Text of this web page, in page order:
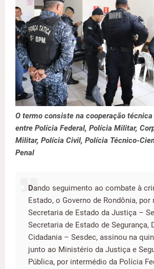
O termo consiste na cooperação
entre Polícia Federal, Polícia Militar,
Militar, Polícia Civil, Polícia Técnico-
Penal
Dando seguimento ao combate à
Estado, o Governo de Rondônia, por
Secretaria de Estado da Justiça –
Secretaria de Estado de Segurança,
Cidadania – Sesdec, assinou na
junto ao Ministério da Justiça e
Pública, por intermédio da Polícia